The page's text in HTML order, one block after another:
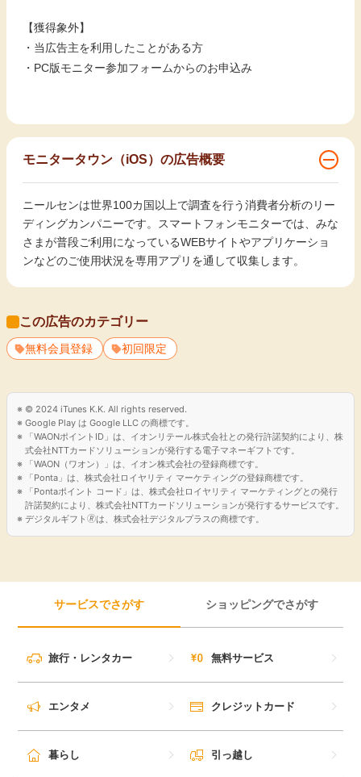
【獲得象外】
・当広告主を利用したことがある方
・PC版モニター参加フォームからのお申込み
モニタータウン（iOS）の広告概要
ニールセンは世界100カ国以上で調査を行う消費者分析のリー
ディングカンパニーです。スマートフォンモニターでは、みな
さまが普段ご利用になっているWEBサイトやアプリケーショ
ンなどのご使用状況を専用アプリを通して収集します。
この広告のカテゴリー
無料会員登録 初回限定
© 2024 iTunes K.K. All rights reserved.
Google Play は Google LLC の商標です。
「WAONポイントID」は、イオンリテール株式会社との発行許諾契約により、株
式会社NTTカードソリューションが発行する電子マネーギフトです。
「WAON（ワオン）」は、イオン株式会社の登録商標です。
「Ponta」は、株式会社ロイヤリティ マーケティングの登録商標です。
「Pontaポイント コード」は、株式会社ロイヤリティ マーケティングとの発行
許諾契約により、株式会社NTTカードソリューションが発行するサービスです。
デジタルギフト🄬は、株式会社デジタルプラスの商標です。
サービスでさがす ショッピングでさがす
旅行・レンタカー 無料サービス
エンタメ クレジットカード
暮らし 引っ越し